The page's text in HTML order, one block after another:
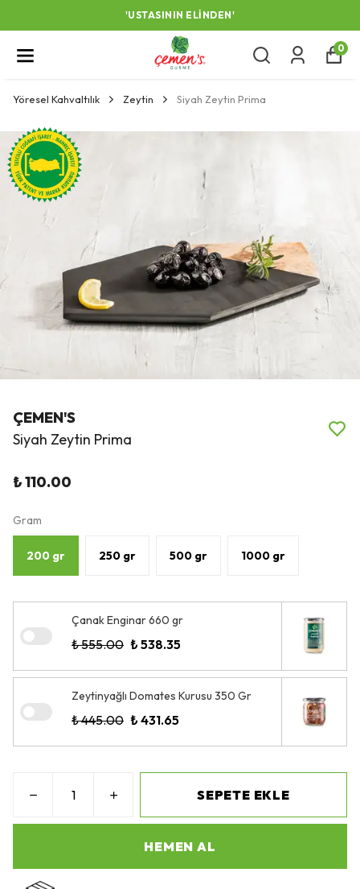
'USTASININ ELINDEN'
0
Yöresel Kahvaltılık Zeytin Siyah Zeytin Prima
ÇEMEN'S
Siyah Zeytin Prima
₺ 110.00
Gram
200 gr 250 gr 500 gr 1000 gr
Çanak Enginar 660 gr
₺ 555.00 ₺ 538.35
Zeytinyağlı Domates Kurusu 350 Gr
₺ 445.00 ₺ 431.65
SEPETE EKLE
HEMEN AL